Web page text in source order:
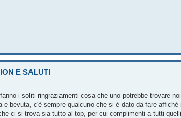
E SALUTI
i soliti ringraziamenti cosa che uno potrebbe trovare
e bevuta, c'è sempre qualcuno che si è dato da fare affichè
ci si trova sia tutto al top, per cui complimenti a tutti